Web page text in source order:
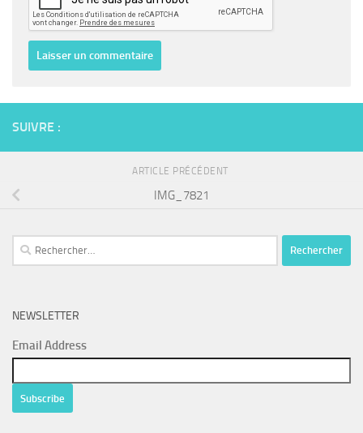
SUIVRE :
ARTICLE PRÉCÉDENT
IMG_7821
Rechercher :
NEWSLETTER
Email Address